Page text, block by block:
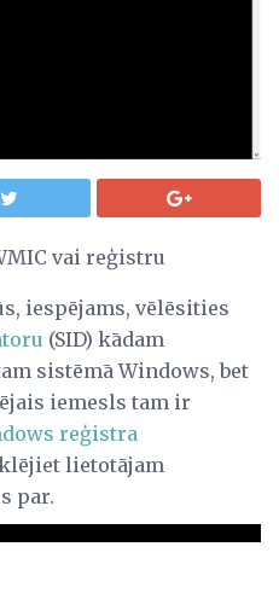
vai reģistru
iespējams, vēlēsities
(SID) kādam
sistēmā Windows, bet
iemesls tam ir
reģistra
lietotājam
par.